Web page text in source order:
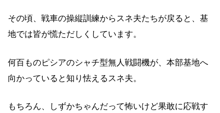
その頃、戦車の操縦訓練からスネ夫たちが戻ると、基
地では皆が慌ただしくしています。
何百ものピシアのシャチ型無人戦闘機が、本部基地へ
向かっていると知り怯えるスネ夫。
もちろん、しずかちゃんだって怖いけど果敢に応戦す